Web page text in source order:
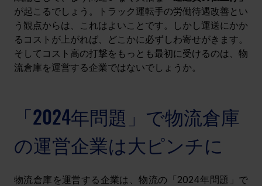
が起こるでしょう。トラック運転手の労働待遇改善とい
う観点からは、これはよいことです。しかし運送にかか
るコストが上がれば、どこかに必ずしわ寄せがきます。
そしてコスト高の打撃をもっとも最初に受けるのは、物
流倉庫を運営する企業ではないでしょうか。
「2024年問題」で物流倉庫
の運営企業は大ピンチに
物流倉庫を運営する企業は、物流の「2024年問題」で